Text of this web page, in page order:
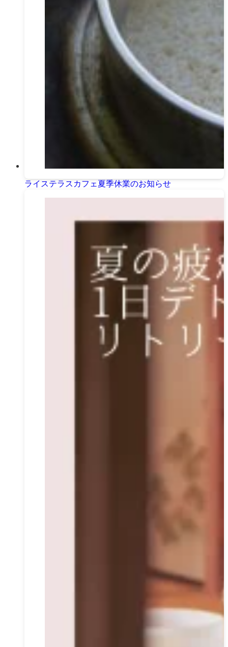
ライステラスカフェ夏季休業のお知らせ